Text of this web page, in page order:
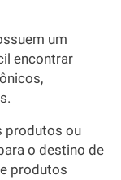
um
encontrar
produtos ou
o destino de
produtos